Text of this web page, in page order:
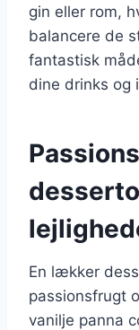
gin eller rom,
balancere de
fantastisk
dine drinks og
En lækker
passionsfrugt
vanilje panna